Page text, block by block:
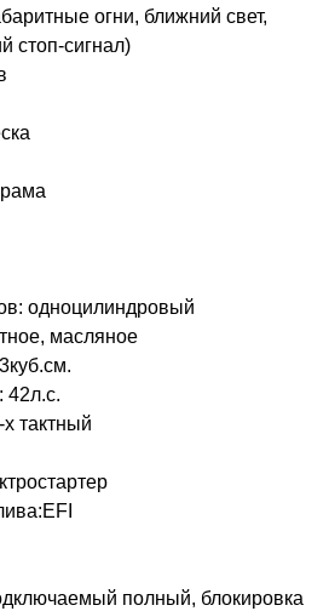
огни, ближний свет,
стоп-сигнал)
одноцилиндровый
масляное
42л.с.
х тактный
полный, блокировка